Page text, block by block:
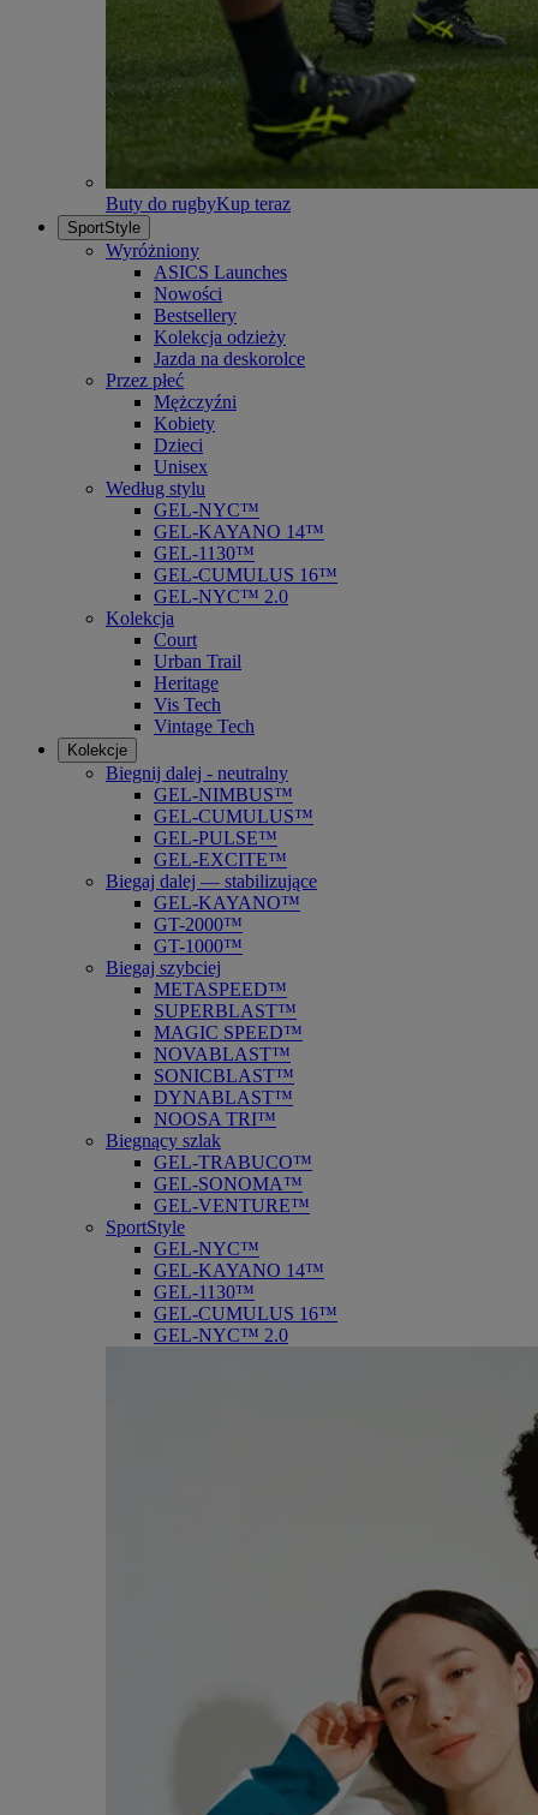
Buty do rugbyKup teraz
SportStyle
Wyróżniony
ASICS Launches
Nowości
Bestsellery
Kolekcja odzieży
Jazda na deskorolce
Przez płeć
Mężczyźni
Kobiety
Dzieci
Unisex
Według stylu
GEL-NYC™
GEL-KAYANO 14™
GEL-1130™
GEL-CUMULUS 16™
GEL-NYC™ 2.0
Kolekcja
Court
Urban Trail
Heritage
Vis Tech
Vintage Tech
Kolekcje
Biegnij dalej - neutralny
GEL-NIMBUS™
GEL-CUMULUS™
GEL-PULSE™
GEL-EXCITE™
Biegaj dalej — stabilizujące
GEL-KAYANO™
GT-2000™
GT-1000™
Biegaj szybciej
METASPEED™
SUPERBLAST™
MAGIC SPEED™
NOVABLAST™
SONICBLAST™
DYNABLAST™
NOOSA TRI™
Biegnący szlak
GEL-TRABUCO™
GEL-SONOMA™
GEL-VENTURE™
SportStyle
GEL-NYC™
GEL-KAYANO 14™
GEL-1130™
GEL-CUMULUS 16™
GEL-NYC™ 2.0